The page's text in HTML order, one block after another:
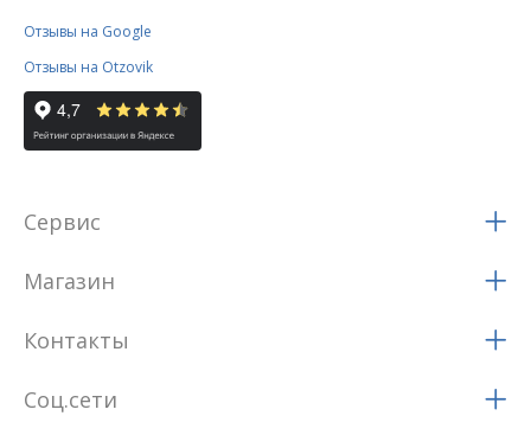
Отзывы на Google
Отзывы на Otzovik
Сервис
Магазин
Контакты
Соц.сети